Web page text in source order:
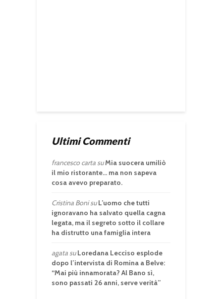
Ultimi Commenti
francesco cartasuMia suocera umiliò
il mio ristorante… ma non sapeva
cosa avevo preparato.
Cristina BonisuL’uomo che tutti
ignoravano ha salvato quella cagna
legata, ma il segreto sotto il collare
ha distrutto una famiglia intera
agatasuLoredana Lecciso esplode
dopo l’intervista di Romina a Belve:
“Mai più innamorata? Al Bano sì,
sono passati 26 anni, serve verità”